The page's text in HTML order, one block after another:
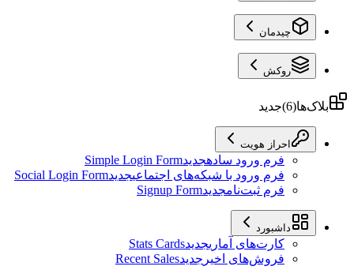
چیدمان
روکش
بلاک‌ها(
6
)جدید
احراز هویت
فرم ورود سادهجدیدSimple Login Form
فرم ورود با شبکه‌های اجتماعیجدیدSocial Login Form
فرم ثبت‌نامجدیدSignup Form
داشبورد
کارت‌های آماریجدیدStats Cards
فروش‌های اخیر جدیدRecent Sales